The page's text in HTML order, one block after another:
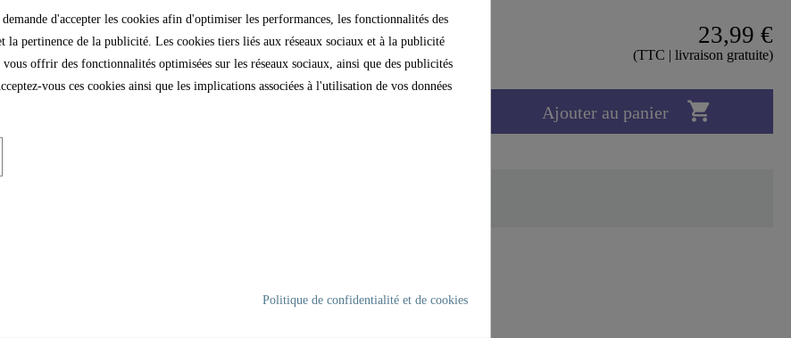
23,99 €
(TTC | livraison gratuite)
Ajouter au panier 
bouton-poussoir,
demande d'accepter les cookies afin d'optimiser les performances, les fonctionnalités des
la pertinence de la publicité. Les cookies tiers liés aux réseaux sociaux et à la publicité
offrir des fonctionnalités optimisées sur les réseaux sociaux, ainsi que des publicités
vous ces cookies ainsi que les implications associées à l'utilisation de vos données
Politique de confidentialité et de cookies